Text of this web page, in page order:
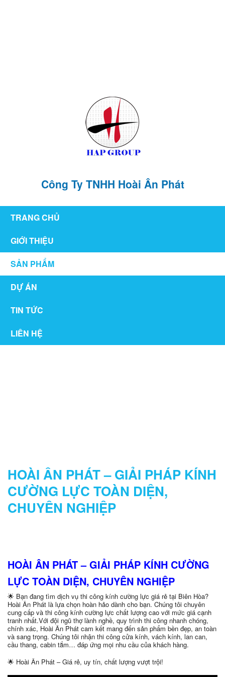
Công Ty TNHH Hoài Ân Phát
TRANG CHỦ
GIỚI THIỆU
SẢN PHẨM
DỰ ÁN
TIN TỨC
LIÊN HỆ
HOÀI ÂN PHÁT – GIẢI PHÁP KÍNH
CƯỜNG LỰC TOÀN DIỆN,
CHUYÊN NGHIỆP
HOÀI ÂN PHÁT – GIẢI PHÁP KÍNH CƯỜNG
LỰC TOÀN DIỆN, CHUYÊN NGHIỆP
🌟 Bạn đang tìm dịch vụ thi công kính cường lực giá rẻ tại Biên Hòa?
Hoài Ân Phát là lựa chọn hoàn hảo dành cho bạn. Chúng tôi chuyên
cung cấp và thi công kính cường lực chất lượng cao với mức giá cạnh
tranh nhất.Với đội ngũ thợ lành nghề, quy trình thi công nhanh chóng,
chính xác, Hoài Ân Phát cam kết mang đến sản phẩm bền đẹp, an toàn
và sang trọng. Chúng tôi nhận thi công cửa kính, vách kính, lan can,
cầu thang, cabin tắm… đáp ứng mọi nhu cầu của khách hàng.
🌟 Hoài Ân Phát – Giá rẻ, uy tín, chất lượng vượt trội!